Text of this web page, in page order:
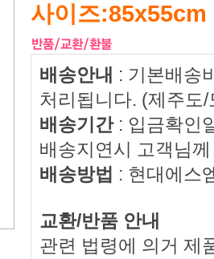
사이즈:85x55cm​
배송안내 : 기본배송
처리됩니다. (제주도
배송기간: 입금확인
배송지연시 고객님
배송방법 : 현대에스
교환/반품 안내
관련 법령에 의거 제